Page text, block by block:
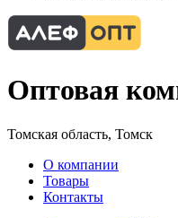
Оптовая
Томская область, Томск
О компании
Товары
Контакты